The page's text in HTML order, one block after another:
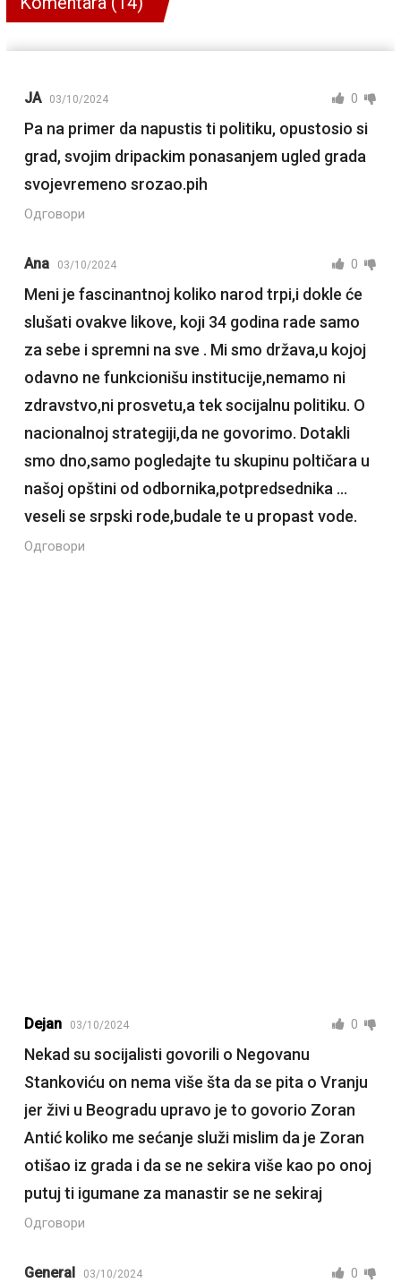
JA 03/10/2024 0
Pa na primer da napustis ti politiku, opustosio si
grad, svojim dripackim ponasanjem ugled grada
svojevremeno srozao.pih
Одговори
Ana 03/10/2024 0
Meni je fascinantnoj koliko narod trpi,i dokle će
slušati ovakve likove, koji 34 godina rade samo
za sebe i spremni na sve . Mi smo država,u kojoj
odavno ne funkcionišu institucije,nemamo ni
zdravstvo,ni prosvetu,a tek socijalnu politiku. O
nacionalnoj strategiji,da ne govorimo. Dotakli
smo dno,samo pogledajte tu skupinu poltičara u
našoj opštini od odbornika,potpredsednika …
veseli se srpski rode,budale te u propast vode.
Одговори
Dejan 03/10/2024 0
Nekad su socijalisti govorili o Negovanu
Stankoviću on nema više šta da se pita o Vranju
jer živi u Beogradu upravo je to govorio Zoran
Antić koliko me sećanje služi mislim da je Zoran
otišao iz grada i da se ne sekira više kao po onoj
putuj ti igumane za manastir se ne sekiraj
Одговори
General 03/10/2024 0